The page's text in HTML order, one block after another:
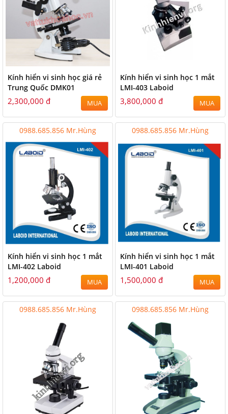
Kính hiển vi sinh học giá rẻ
Trung Quốc DMK01
2,300,000 đ MUA
Kính hiển vi sinh học 1 mắt
LMI-403 Laboid
3,800,000 đ MUA
0988.685.856 Mr.Hùng
Kính hiển vi sinh học 1 mắt
LMI-402 Laboid
1,200,000 đ MUA
0988.685.856 Mr.Hùng
Kính hiển vi sinh học 1 mắt
LMI-401 Laboid
1,500,000 đ MUA
0988.685.856 Mr.Hùng 0988.685.856 Mr.Hùng